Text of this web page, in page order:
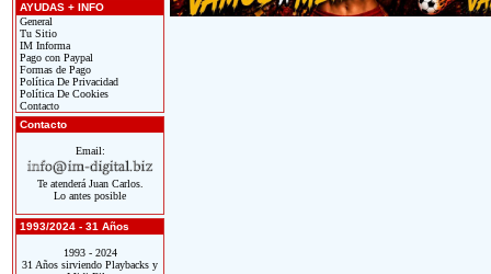
AYUDAS + INFO
General
Tu Sitio
IM Informa
Pago con Paypal
Formas de Pago
Política De Privacidad
Política De Cookies
Contacto
Contacto
Email:
Te atenderá Juan Carlos.
Lo antes posible
1993/2024 - 31 Años
1993 - 2024
31 Años sirviendo Playbacks y